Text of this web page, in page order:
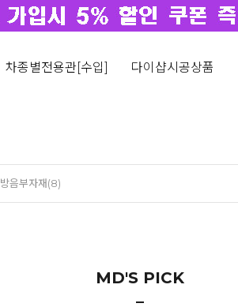
차종별전용관[수입] 다이샵시공상품
방음부자재(8)
MD'S PICK